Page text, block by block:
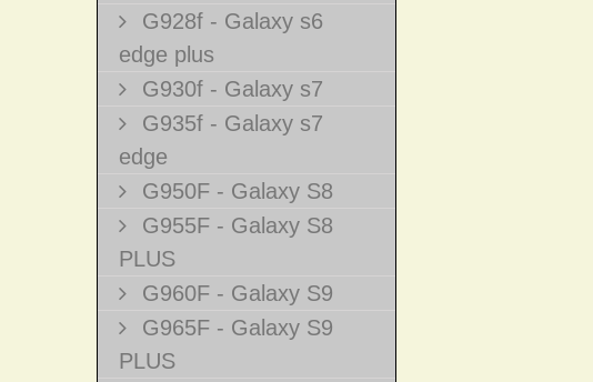
G928f - Galaxy s6
edge plus
G930f - Galaxy s7
G935f - Galaxy s7
edge
G950F - Galaxy S8
G955F - Galaxy S8
PLUS
G960F - Galaxy S9
G965F - Galaxy S9
PLUS